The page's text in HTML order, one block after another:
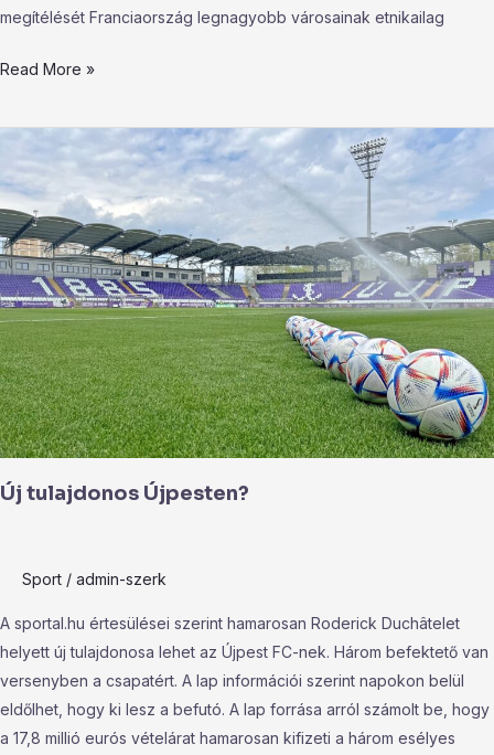
megítélését Franciaország legnagyobb városainak etnikailag
Read More »
Új tulajdonos Újpesten?
Sport / admin-szerk
A sportal.hu értesülései szerint hamarosan Roderick Duchâtelet
helyett új tulajdonosa lehet az Újpest FC-nek. Három befektető van
versenyben a csapatért. A lap információi szerint napokon belül
eldőlhet, hogy ki lesz a befutó. A lap forrása arról számolt be, hogy
a 17,8 millió eurós vételárat hamarosan kifizeti a három esélyes
tulajdonos
Újpesten?